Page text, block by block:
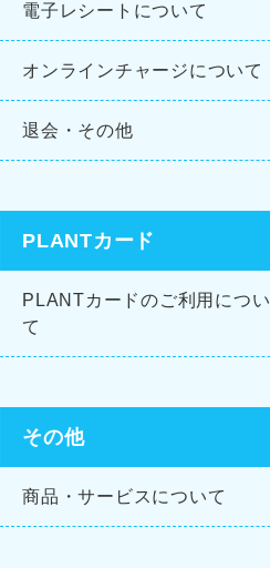
電子レシートについて
オンラインチャージについて
退会・その他
PLANTカード
PLANTカードのご利用につい
て
その他
商品・サービスについて